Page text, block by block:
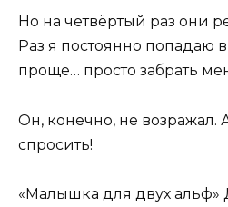
Но на четвёртый раз они
Раз я постоянно попадаю
проще… просто забрать
Он, конечно, не возражал.
спросить!
«Малышка для двух